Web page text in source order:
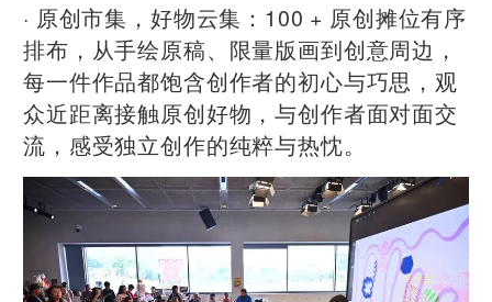
· 原创市集，好物云集：100 + 原创摊位有序
排布，从手绘原稿、限量版画到创意周边，
每一件作品都饱含创作者的初心与巧思，观
众近距离接触原创好物，与创作者面对面交
流，感受独立创作的纯粹与热忱。